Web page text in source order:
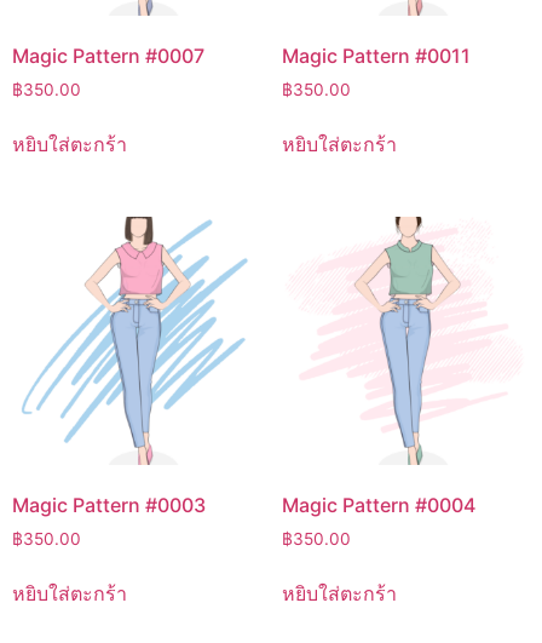
Magic Pattern #0007
฿350.00
หยิบใส่ตะกร้า
Magic Pattern #0011
฿350.00
หยิบใส่ตะกร้า
Magic Pattern #0003
฿350.00
หยิบใส่ตะกร้า
Magic Pattern #0004
฿350.00
หยิบใส่ตะกร้า